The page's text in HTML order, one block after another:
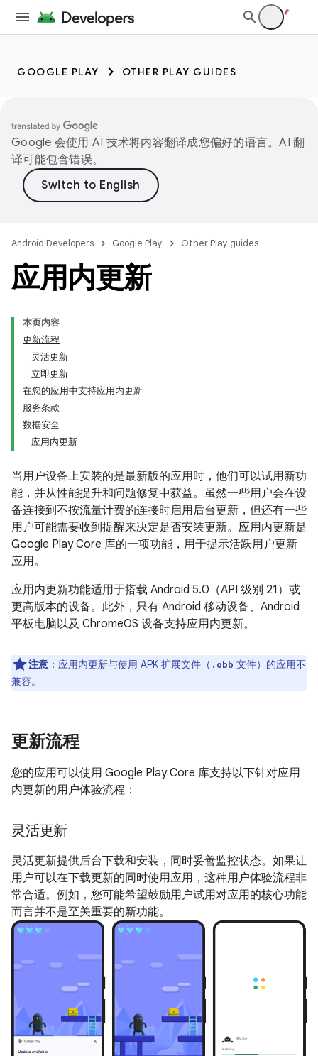
GOOGLE PLAY OTHER PLAY GUIDES
Google 会使用 AI 技术将内容翻译成您偏好的语言。AI 翻
译可能包含错误。
Android Developers Google Play Other Play guides
应用内更新
本页内容
更新流程
灵活更新
立即更新
在您的应用中支持应用内更新
服务条款
数据安全
应用内更新
当用户设备上安装的是最新版的应用时，他们可以试用新功
能，并从性能提升和问题修复中获益。虽然一些用户会在设
备连接到不按流量计费的连接时启用后台更新，但还有一些
用户可能需要收到提醒来决定是否安装更新。应用内更新是
Google Play Core 库的一项功能，用于提示活跃用户更新
应用。
应用内更新功能适用于搭载 Android 5.0（API 级别 21）或
更高版本的设备。此外，只有 Android 移动设备、Android
平板电脑以及 ChromeOS 设备支持应用内更新。
注意 ：应用内更新与使用 APK 扩展文件（ .obb 文件）的应用不
兼容。
更新流程
您的应用可以使用 Google Play Core 库支持以下针对应用
内更新的用户体验流程：
灵活更新
灵活更新提供后台下载和安装，同时妥善监控状态。如果让
用户可以在下载更新的同时使用应用，这种用户体验流程非
常合适。例如，您可能希望鼓励用户试用对应用的核心功能
而言并不是至关重要的新功能。